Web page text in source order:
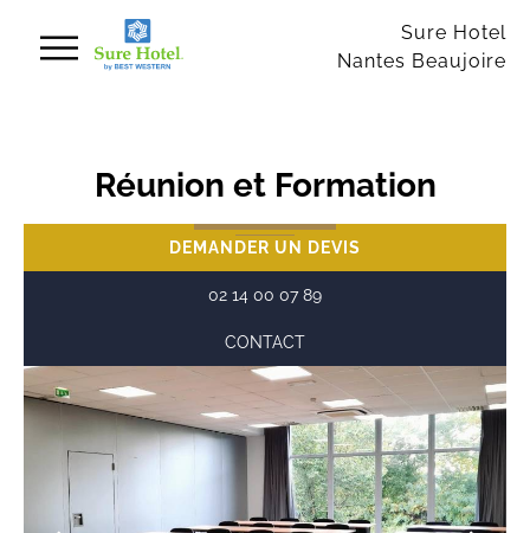
Sure Hotel
Nantes Beaujoire
Réunion et Formation
DEMANDER UN DEVIS
02 14 00 07 89
CONTACT